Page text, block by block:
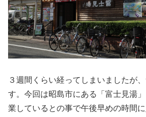
３週間くらい経ってしまいましたが
す。今回は昭島市にある「富士見湯
業しているとの事で午後早めの時間